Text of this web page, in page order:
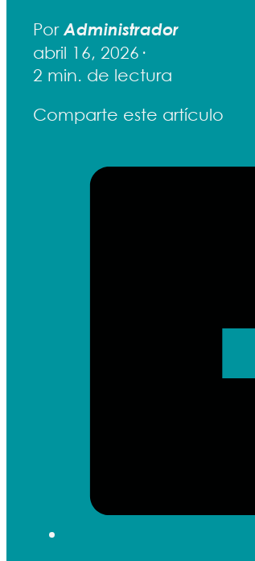
Por Administrador
abril 16, 2026
2 min. de lectura
Comparte este artículo